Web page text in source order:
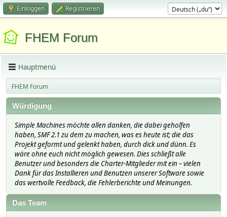
Einloggen Registrieren
FHEM Forum
Hauptmenü
FHEM Forum
Würdigung
Simple Machines möchte allen danken, die dabei geholfen
haben, SMF 2.1 zu dem zu machen, was es heute ist; die das
Projekt geformt und gelenkt haben, durch dick und dünn. Es
wäre ohne euch nicht möglich gewesen. Dies schließt alle
Benutzer und besonders die Charter-Mitglieder mit ein – vielen
Dank für das Installieren und Benutzen unserer Software sowie
das wertvolle Feedback, die Fehlerberichte und Meinungen.
Das Team